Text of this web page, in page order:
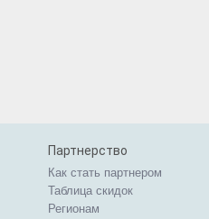
Партнерство
Как стать партнером
Таблица скидок
Регионам